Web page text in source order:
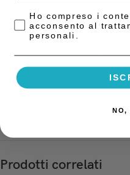
Descrizione
DIGA MEDIUM-BLU 36 fogli 6x6i
15x15cm blu-media
Prodotti correlati
Privacy Policy
Ho compreso i
acconsento al
personali.
NO,